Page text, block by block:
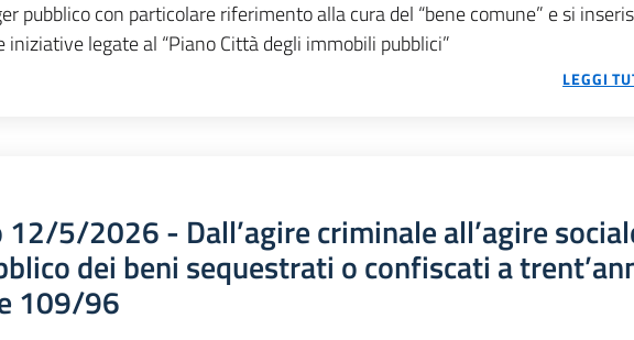
pubblico con particolare riferimento alla cura del “bene comune” e si
iniziative legate al “Piano Città degli immobili pubblici”
LEGGI
12/5/2026 - Dall’agire criminale all’agire
dei beni sequestrati o confiscati a
109/96